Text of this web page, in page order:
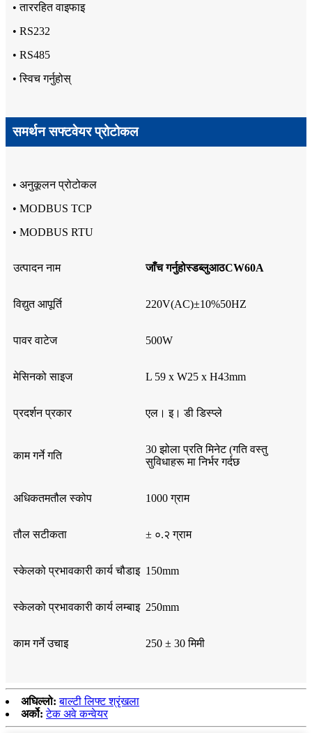
• ताररहित वाइफाइ
• RS232
• RS485
• स्विच गर्नुहोस्
समर्थन सफ्टवेयर प्रोटोकल
• अनुकूलन प्रोटोकल
• MODBUS TCP
• MODBUS RTU
उत्पादन नाम जाँच गर्नुहोस्डब्लुआठCW60A
विद्युत आपूर्ति 220V(AC)±10%50HZ
पावर वाटेज 500W
मेसिनको साइज L 59 x W25 x H43mm
प्रदर्शन प्रकार एल। इ। डी डिस्प्ले
काम गर्ने गति
30 झोला प्रति मिनेट (गति वस्तु
सुविधाहरू मा निर्भर गर्दछ
अधिकतमतौल स्कोप 1000 ग्राम
तौल सटीकता ± ०.२ ग्राम
स्केलको प्रभावकारी कार्य चौडाइ 150mm
स्केलको प्रभावकारी कार्य लम्बाइ 250mm
काम गर्ने उचाइ 250 ± 30 मिमी
अघिल्लो: बाल्टी लिफ्ट श्रृंखला
अर्को: टेक अवे कन्वेयर